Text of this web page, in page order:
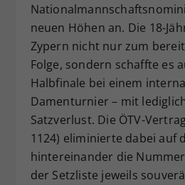
neuen Höhen an. Die 18-
Zypern nicht nur zum
Folge, sondern schaffte es
Halbfinale bei einem
Damenturnier – mit
Satzverlust. Die ÖTV-
1124) eliminierte dabei auf
hintereinander die
der Setzliste jeweils